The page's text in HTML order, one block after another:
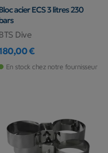
acier ECS 3 litres 230
Dive
Prix
€
En stock chez notre fournisseur